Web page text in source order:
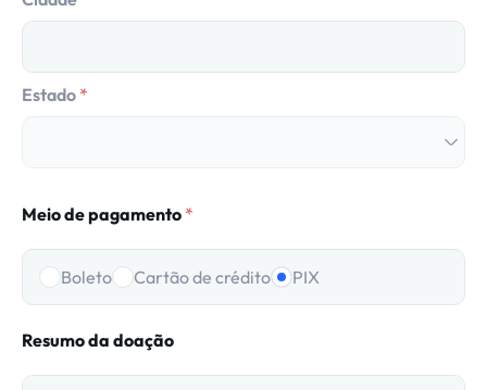
Estado
Meio de pagamento
Boleto Cartão de crédito PIX
Resumo da doação